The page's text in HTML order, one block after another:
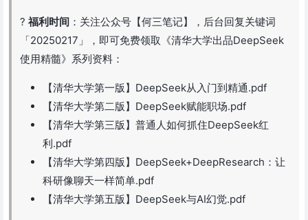
? 福利时间 ：关注公众号【何三笔记】，后台回复关键词
「20250217」，即可免费领取《清华大学出品DeepSeek
使用精髓》系列资料：
【清华大学第一版】DeepSeek从入门到精通.pdf
【清华大学第二版】DeepSeek赋能职场.pdf
【清华大学第三版】普通人如何抓住DeepSeek红
利.pdf
【清华大学第四版】DeepSeek+DeepResearch：让
科研像聊天一样简单.pdf
【清华大学第五版】DeepSeek与AI幻觉.pdf